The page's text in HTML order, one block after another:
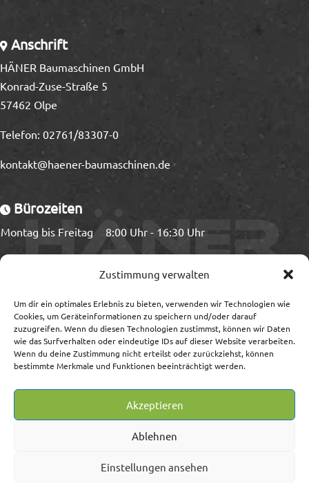
Zustimmung verwalten
Um dir ein optimales Erlebnis zu bieten, verwenden wir Technologien wie
Cookies, um Geräteinformationen zu speichern und/oder darauf
zuzugreifen. Wenn du diesen Technologien zustimmst, können wir Daten
wie das Surfverhalten oder eindeutige IDs auf dieser Website verarbeiten.
Wenn du deine Zustimmung nicht erteilst oder zurückziehst, können
bestimmte Merkmale und Funktionen beeinträchtigt werden.
Akzeptieren
Ablehnen
Einstellungen ansehen
Anschrift
HÄNER Baumaschinen GmbH
Konrad-Zuse-Straße 5
57462 Olpe
Telefon: 02761/83307-0
kontakt@haener-baumaschinen.de
Bürozeiten
Montag bis Freitag 8:00 Uhr - 16:30 Uhr
Montag bis Freitag 8:00 Uhr - 15:00 Uhr
Information
Impressum/Streitschlichtung
AGB
Lieferung, Versand, Zahlung